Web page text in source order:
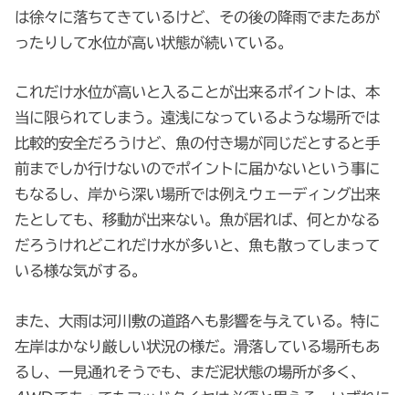
は徐々に落ちてきているけど、その後の降雨でまたあが
ったりして水位が高い状態が続いている。
これだけ水位が高いと入ることが出来るポイントは、本
当に限られてしまう。遠浅になっているような場所では
比較的安全だろうけど、魚の付き場が同じだとすると手
前までしか行けないのでポイントに届かないという事に
もなるし、岸から深い場所では例えウェーディング出来
たとしても、移動が出来ない。魚が居れば、何とかなる
だろうけれどこれだけ水が多いと、魚も散ってしまって
いる様な気がする。
また、大雨は河川敷の道路へも影響を与えている。特に
左岸はかなり厳しい状況の様だ。滑落している場所もあ
るし、一見通れそうでも、まだ泥状態の場所が多く、